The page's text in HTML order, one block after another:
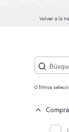
Volver a la
0filtros